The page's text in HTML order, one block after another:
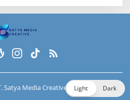
Satya Media Creative. Light Dark